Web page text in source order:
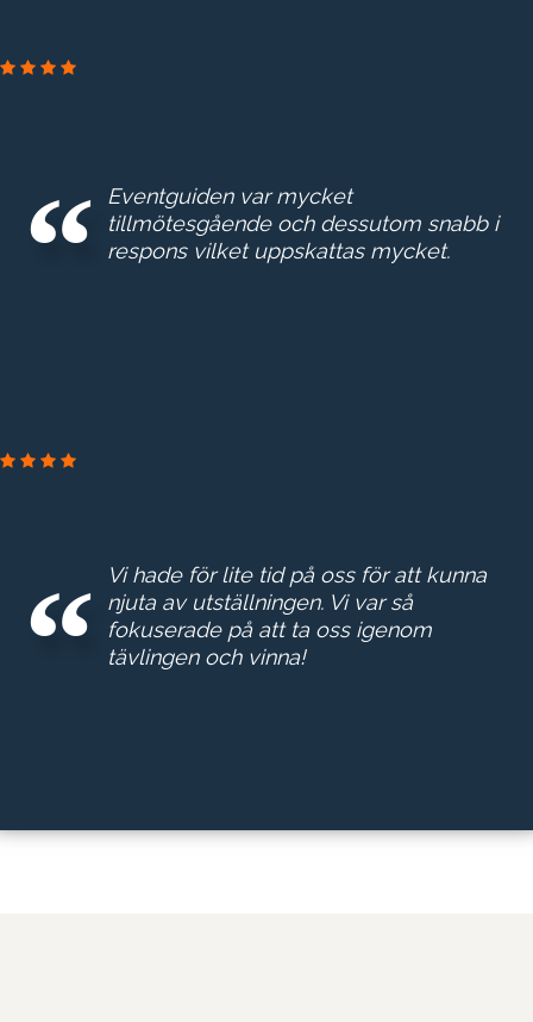
Eventguiden var mycket
tillmötesgående och dessutom snabb i
respons vilket uppskattas mycket.
Vi hade för lite tid på oss för att kunna
njuta av utställningen. Vi var så
fokuserade på att ta oss igenom
tävlingen och vinna!